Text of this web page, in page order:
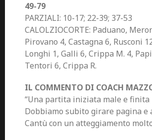
49-79
PARZIALI: 10-17; 22-39; 37-53
CALOLZIOCORTE: Paduano,
Pirovano 4, Castagna 6, Rusconi
Longhi 1, Galli 6, Crippa M. 4,
Tentori 6, Crippa R.
IL COMMENTO DI COACH
“Una partita iniziata male e finita
Dobbiamo subito girare pagina e
Cantù con un atteggiamento